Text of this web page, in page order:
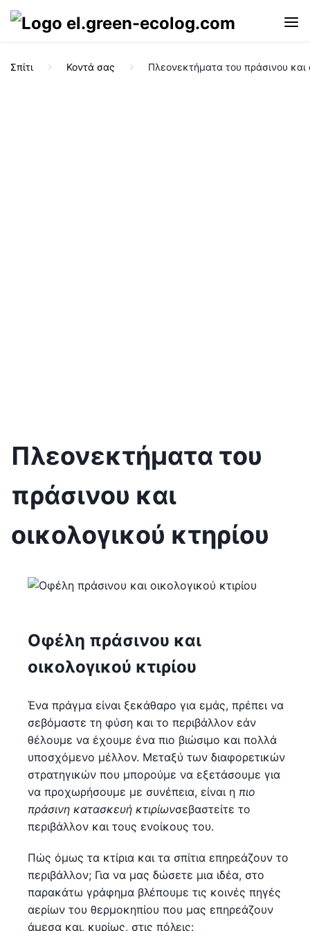
Σπίτι Κοντά σας Πλεονεκτήματα του πράσινου και
Πλεονεκτήματα του
πράσινου και
οικολογικού κτηρίου
Οφέλη πράσινου και
οικολογικού κτιρίου
Ένα πράγμα είναι ξεκάθαρο για εμάς, πρέπει να
σεβόμαστε τη φύση και το περιβάλλον εάν
θέλουμε να έχουμε ένα πιο βιώσιμο και πολλά
υποσχόμενο μέλλον. Μεταξύ των διαφορετικών
στρατηγικών που μπορούμε να εξετάσουμε για
να προχωρήσουμε με συνέπεια, είναι η πιο
πράσινη κατασκευή κτιρίωνσεβαστείτε το
περιβάλλον και τους ενοίκους του.
Πώς όμως τα κτίρια και τα σπίτια επηρεάζουν το
περιβάλλον; Για να μας δώσετε μια ιδέα, στο
παρακάτω γράφημα βλέπουμε τις κοινές πηγές
αερίων του θερμοκηπίου που μας επηρεάζουν
άμεσα και, κυρίως, στις πόλεις: